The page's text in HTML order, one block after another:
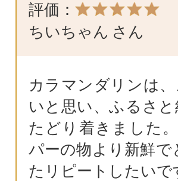
評価：
ちいちゃん さん
カラマンダリンは
いと思い、ふるさ
たどり着きました
パーの物より新鮮
たリピートしたいで